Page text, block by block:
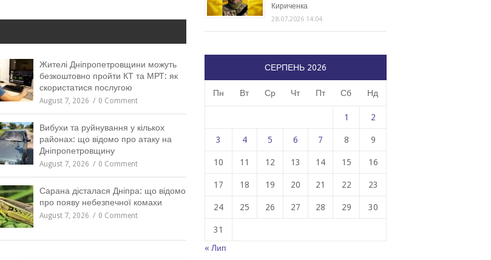
Жителі Дніпропетровщини можуть
безкоштовно пройти КТ та МРТ: як
скористатися послугою
August 7, 2026 0 Comment
Вибухи та руйнування у кількох
районах: що відомо про атаку на
Дніпропетровщину
August 7, 2026 0 Comment
Сарана дісталася Дніпра: що відомо
про появу небезпечної комахи
August 7, 2026 0 Comment
Кириченка
28.07.2026 14:04
СЕРПЕНЬ 2026
Пн Вт Ср Чт Пт Сб Нд
1 2
3 4 5 6 7 8 9
10 11 12 13 14 15 16
17 18 19 20 21 22 23
24 25 26 27 28 29 30
31
« Лип